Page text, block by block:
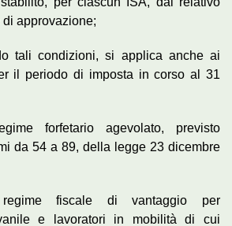
approvazione;
tali condizioni, si applica anche ai
il periodo di imposta in corso al 31
forfetario agevolato, previsto
da 54 a 89, della legge 23 dicembre
fiscale di vantaggio per
e lavoratori in mobilità di cui